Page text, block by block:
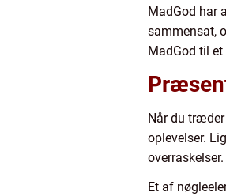
MadGod har
sammensat,
MadGod til
Når du
oplevelser.
overraskelser.
Et af